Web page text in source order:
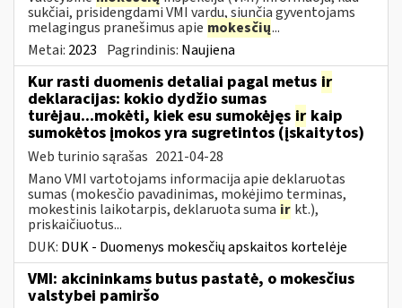
sukčiai, prisidengdami VMI vardu, siunčia gyventojams
melagingus pranešimus apie mokesčių...
Metai: 2023 Pagrindinis: Naujiena
Kur rasti duomenis detaliai pagal metus ir
deklaracijas: kokio dydžio sumas
turėjau...mokėti, kiek esu sumokėjęs ir kaip
sumokėtos įmokos yra sugretintos (įskaitytos)
Web turinio sąrašas 2021-04-28
Mano VMI vartotojams informacija apie deklaruotas
sumas (mokesčio pavadinimas, mokėjimo terminas,
mokestinis laikotarpis, deklaruota suma ir kt.),
priskaičiuotus...
DUK: DUK - Duomenys mokesčių apskaitos kortelėje
VMI: akcininkams butus pastatė, o mokesčius
valstybei pamiršo